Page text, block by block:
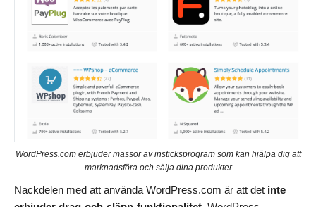
WordPress.com erbjuder massor av insticksprogram som kan hjälpa dig att
marknadsföra och sälja dina produkter
Nackdelen med att använda WordPress.com är att det inte